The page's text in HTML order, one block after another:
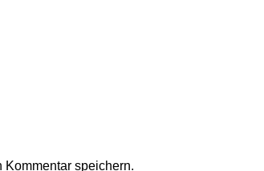
Kommentar speichern.